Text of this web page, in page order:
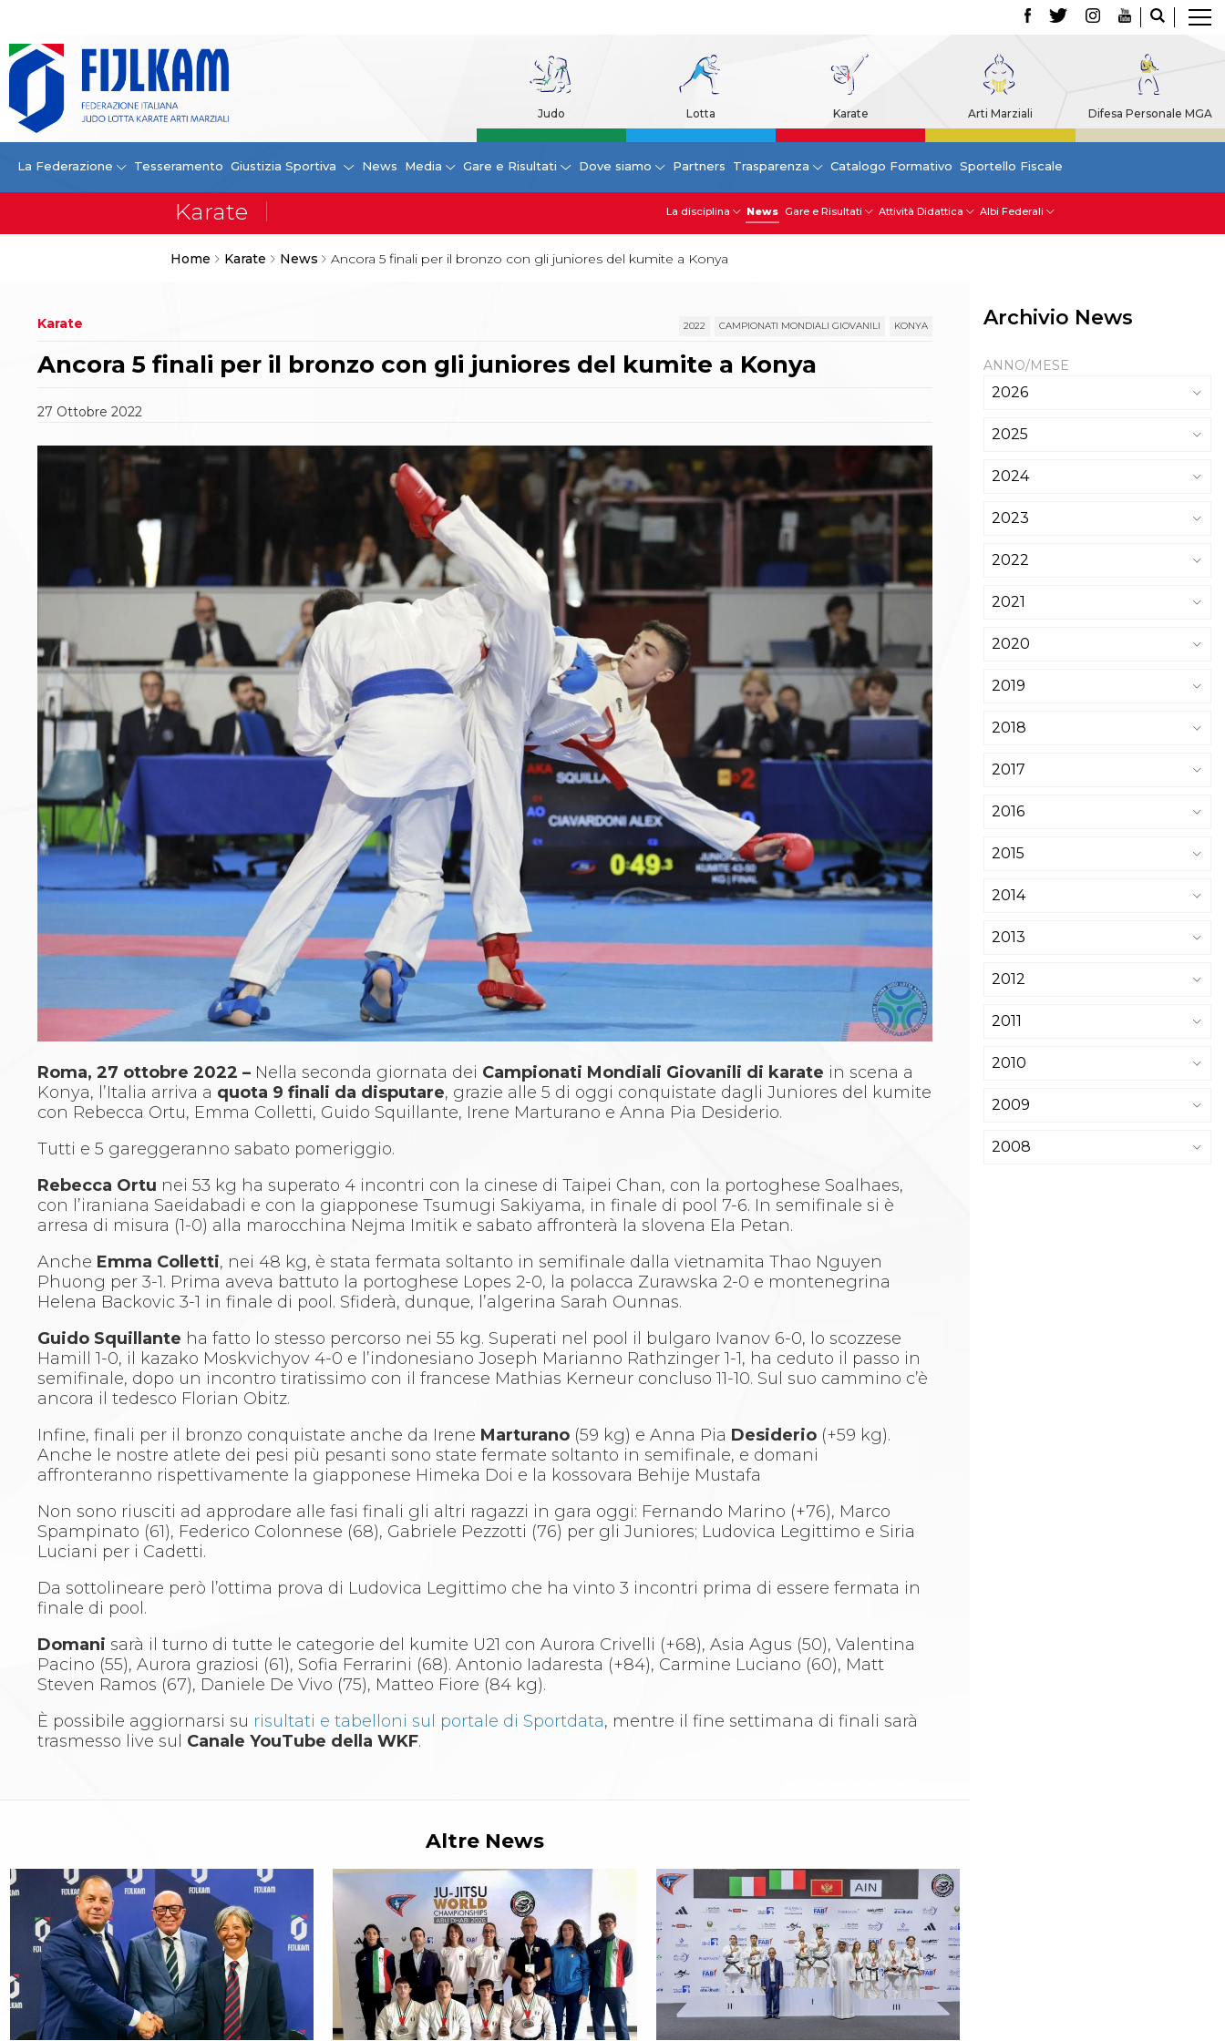
Judo Lotta Karate Arti Marziali Difesa Personale MGA
La Federazione Tesseramento Giustizia Sportiva News Media Gare e Risultati Dove siamo Partners Trasparenza Catalogo Formativo Sportello Fiscale
La disciplina News Gare e Risultati Attività Didattica Albi Federali
Home Karate News Ancora 5 finali per il bronzo con gli juniores del kumite a Konya
La Federazione
La FIJLKAM
Organigramma
Storia
Campioni di tutti i tempi
News
Comunicazioni Federali
Tecnici
Tesseramento
Norme e modulistica Affiliazioni e Tesseramenti
Classifica Società Sportive con più di 100 atleti
tesserati
Azzurri
Protocollo udienze in videoconferenza
Documenti e Modulistica
Provvedimenti in corso
Sentenze Giudice Sportivo
Sentenze Tribunale Federale
Sentenze Corte Sportiva e Federale di Appello
Sentenze di 1° Grado
Sentenze CAF
Sentenze Tribunale Nazionale Arbitrato per lo
Sport
Dispositivi Tribunale Federale
Dispositivi Corte Sportiva e Federale di Appello
Spese per l’accesso alla Giustizia
Archivio eventi
Dove siamo
Comitati Regionali
Società
La Federazione
Cerca Società Sportive
Rassegna stampa
Pubblicazioni FIJLKAM
Libreria FIJLKAM
Athlon.net
Galleria Fotografica
Video
Partners
FIJLKAM trasparente
Avvisi
Gare d’Appalto
Whistleblowing
La disciplina
News
Attività Didattica
Gare e Risultati
Albi Federali
Arbitri
Lotta
La disciplina
News
Gare e Risultati
Attività Didattica
Albi Federali
Karate
La disciplina
News
Attività Didattica
Aikido
Ju Jitsu
Sumo
Capoeira
Grappling
BJJ
La disciplina
News
Merchandising
Mappa del sito
Cerca
Contatti
News
Cookies Accept
Newsletter
Karate 2022 CAMPIONATI MONDIALI GIOVANILI KONYA
Ancora 5 finali per il bronzo con gli juniores del kumite a Konya
27 Ottobre2022
Roma, 27 ottobre 2022 – Nella seconda giornata dei Campionati Mondiali Giovanili di karate in scena a
Konya, l’Italia arriva a quota 9 finali da disputare, grazie alle 5 di oggi conquistate dagli Juniores del kumite
con Rebecca Ortu, Emma Colletti, Guido Squillante, Irene Marturano e Anna Pia Desiderio.
Tutti e 5 gareggeranno sabato pomeriggio.
Rebecca Ortu nei 53 kg ha superato 4 incontri con la cinese di Taipei Chan, con la portoghese Soalhaes,
con l’iraniana Saeidabadi e con la giapponese Tsumugi Sakiyama, in finale di pool 7-6. In semifinale si è
arresa di misura (1-0) alla marocchina Nejma Imitik e sabato affronterà la slovena Ela Petan.
Anche Emma Colletti, nei 48 kg, è stata fermata soltanto in semifinale dalla vietnamita Thao Nguyen
Phuong per 3-1. Prima aveva battuto la portoghese Lopes 2-0, la polacca Zurawska 2-0 e montenegrina
Helena Backovic 3-1 in finale di pool. Sfiderà, dunque, l’algerina Sarah Ounnas.
Guido Squillante ha fatto lo stesso percorso nei 55 kg. Superati nel pool il bulgaro Ivanov 6-0, lo scozzese
Hamill 1-0, il kazako Moskvichyov 4-0 e l’indonesiano Joseph Marianno Rathzinger 1-1, ha ceduto il passo in
semifinale, dopo un incontro tiratissimo con il francese Mathias Kerneur concluso 11-10. Sul suo cammino c’è
ancora il tedesco Florian Obitz.
Infine, finali per il bronzo conquistate anche da Irene Marturano (59 kg) e Anna Pia Desiderio (+59 kg).
Anche le nostre atlete dei pesi più pesanti sono state fermate soltanto in semifinale, e domani
affronteranno rispettivamente la giapponese Himeka Doi e la kossovara Behije Mustafa
Non sono riusciti ad approdare alle fasi finali gli altri ragazzi in gara oggi: Fernando Marino (+76), Marco
Spampinato (61), Federico Colonnese (68), Gabriele Pezzotti (76) per gli Juniores; Ludovica Legittimo e Siria
Luciani per i Cadetti.
Da sottolineare però l’ottima prova di Ludovica Legittimo che ha vinto 3 incontri prima di essere fermata in
finale di pool.
Domani sarà il turno di tutte le categorie del kumite U21 con Aurora Crivelli (+68), Asia Agus (50), Valentina
Pacino (55), Aurora graziosi (61), Sofia Ferrarini (68). Antonio Iadaresta (+84), Carmine Luciano (60), Matt
Steven Ramos (67), Daniele De Vivo (75), Matteo Fiore (84 kg).
È possibile aggiornarsi su risultati e tabelloni sul portale di Sportdata, mentre il fine settimana di finali sarà
trasmesso live sul Canale YouTube della WKF.
Altre News
Archivio News
ANNO/MESE
2026
2025
2024
2023
2022
2021
2020
2019
2018
2017
2016
2015
2014
2013
2012
2011
2010
2009
2008